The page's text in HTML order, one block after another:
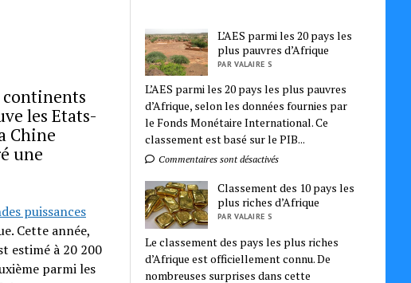
continents
les Etats-
Chine
une
puissances
Cette année,
estimé à 20 200
parmi les
L’AES parmi les 20 pays les
plus pauvres d’Afrique
PAR VALAIRE S
L’AES parmi les 20 pays les plus pauvres
d’Afrique, selon les données fournies par
le Fonds Monétaire International. Ce
classement est basé sur le PIB...
Commentaires sont désactivés
Classement des 10 pays les
plus riches d’Afrique
PAR VALAIRE S
Le classement des pays les plus riches
d’Afrique est officiellement connu. De
nombreuses surprises dans cette